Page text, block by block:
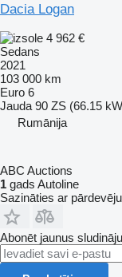
Dacia Logan
4 962 €
Sedans
2021
103 000 km
Euro 6
Jauda 90 ZS (66.15
Rumānija
ABC Auctions
1 gads Autoline
Sazināties ar pārdevēju
Abonēt jaunus